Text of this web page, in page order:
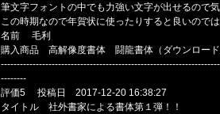
筆文字フォントの中でも力強い文字が出せるので気
この時期なので年賀状に使ったりすると良いので
名前 毛利
購入商品 高解像度書体 闘龍書体（ダウンロー
--------
評価5 投稿日 2017-12-20 16:38:27
タイトル 社外書家による書体第１弾！！